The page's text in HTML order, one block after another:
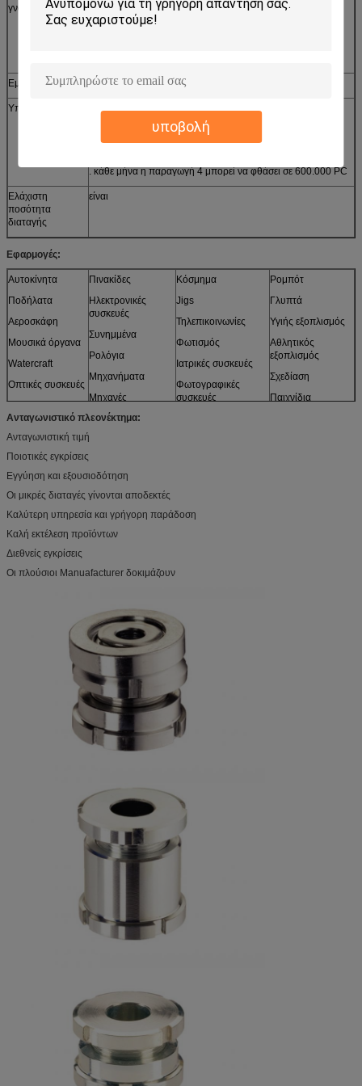
υποβολή
γνωρίσματα
. μικρή διαταγή 2 αποδεκτή
Εμπορικός όρος ΑΛΥΣΊΔΑ ΡΟΛΟΓΙΟΎ, CFR, CIF, EXW
Υπηρεσία
1. γρήγορη απάντηση
. γρήγορα παράδοση 2
. κάθε μήνα η παραγωγή 4 μπορεί να φθάσει σε 600.000 PC
Ελάχιστη
ποσότητα
διαταγής
είναι
Εφαρμογές:
Αυτοκίνητα
Ποδήλατα
Αεροσκάφη
Μουσικά όργανα
Watercraft
Οπτικές συσκευές
Αισθητήρες
Πρότυπα
Πινακίδες
Ηλεκτρονικές
συσκευές
Συνημμένα
Ρολόγια
Μηχανήματα
Μηχανές
Έπιπλα
Κόσμημα
Jigs
Τηλεπικοινωνίες
Φωτισμός
Ιατρικές συσκευές
Φωτογραφικές
συσκευές
Ρομπότ
Γλυπτά
Υγιής εξοπλισμός
Αθλητικός
εξοπλισμός
Σχεδίαση
Παιχνίδια
Ανταγωνιστικό πλεονέκτημα:
Ανταγωνιστική τιμή
Ποιοτικές εγκρίσεις
Εγγύηση και εξουσιοδότηση
Οι μικρές διαταγές γίνονται αποδεκτές
Καλύτερη υπηρεσία και γρήγορη παράδοση
Καλή εκτέλεση προϊόντων
Διεθνείς εγκρίσεις
Οι πλούσιοι Manuafacturer δοκιμάζουν